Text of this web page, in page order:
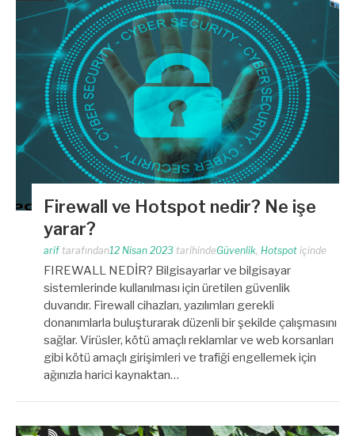
Firewall ve Hotspot nedir? Ne işe
yarar?
arif tarafından12 Nisan 2023 tarihindeGüvenlik Hotspot içinde
FIREWALL NEDİR? Bilgisayarlar ve bilgisayar
sistemlerinde kullanılması için üretilen güvenlik
duvarıdır. Firewall cihazları, yazılımları gerekli
donanımlarla buluşturarak düzenli bir şekilde çalışmasını
sağlar. Virüsler, kötü amaçlı reklamlar ve web korsanları
gibi kötü amaçlı girişimleri ve trafiği engellemek için
ağınızla harici kaynaktan…